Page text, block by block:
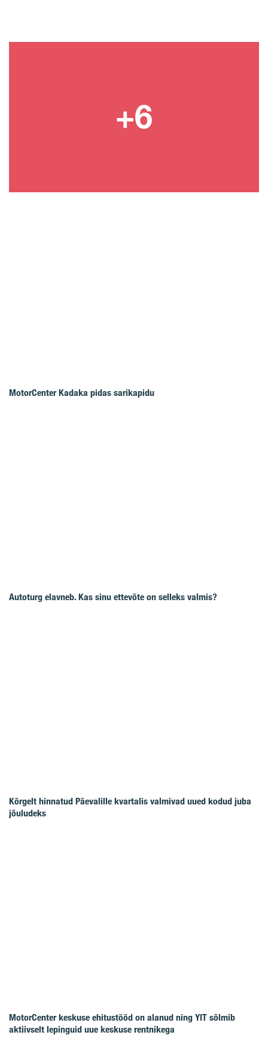
MotorCenter Kadaka pidas sarikapidu
Autoturg elavneb. Kas sinu ettevõte on selleks valmis?
Kõrgelt hinnatud Päevalille kvartalis valmivad uued kodud juba
jõuludeks
MotorCenter keskuse ehitustööd on alanud ning YIT sõlmib
aktiivselt lepinguid uue keskuse rentnikega